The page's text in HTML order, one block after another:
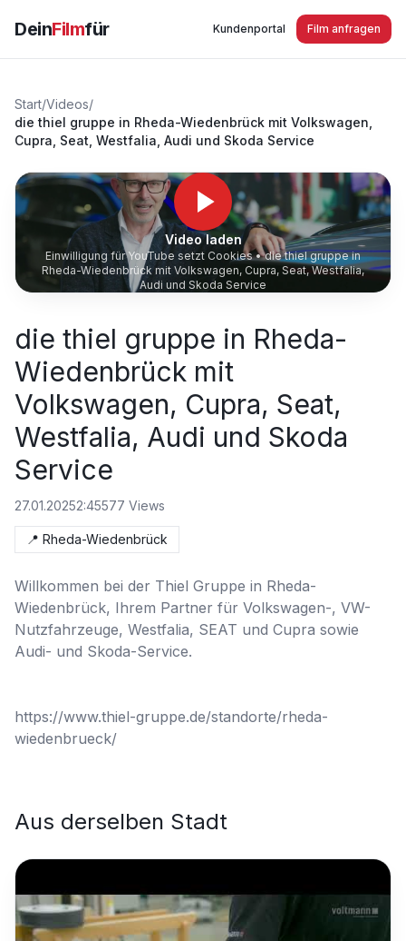
DeinFilmfür Kundenportal Film anfragen
Start/Videos/
die thiel gruppe in Rheda-Wiedenbrück mit Volkswagen,
Cupra, Seat, Westfalia, Audi und Skoda Service
Video laden
Einwilligung für YouTube setzt Cookies •die thiel gruppe in
Rheda-Wiedenbrück mit Volkswagen, Cupra, Seat, Westfalia,
Audi und Skoda Service
die thiel gruppe in Rheda-
Wiedenbrück mit
Volkswagen, Cupra, Seat,
Westfalia, Audi und Skoda
Service
27.01.20252:45577 Views
📍 Rheda-Wiedenbrück
Willkommen bei der Thiel Gruppe in Rheda-
Wiedenbrück, Ihrem Partner für Volkswagen-, VW-
Nutzfahrzeuge, Westfalia, SEAT und Cupra sowie
Audi- und Skoda-Service.
https://www.thiel-gruppe.de/standorte/rheda-
wiedenbrueck/
Aus derselben Stadt